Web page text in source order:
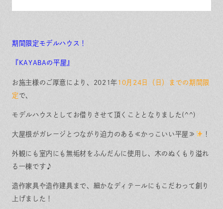
期間限定モデルハウス！
『KAYABAの平屋 』
お施主様のご厚意により、2021年 10月24日（日）までの期間限
定で、
モデルハウスとしてお借りさせて頂くこととなりました(^^)
大屋根がガレージとつながり迫力のある≪かっこいい平屋≫ ！
外観にも室内にも無垢材をふんだんに使用し、木のぬくもり溢れ
る一棟です♪
造作家具や造作建具まで、細かなディテールにもこだわって創り
上げました！